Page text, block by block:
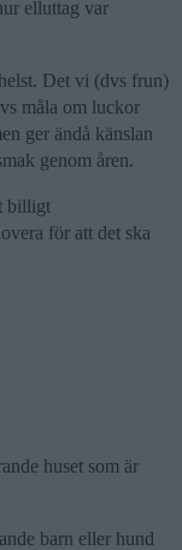
elluttag var
Det vi (dvs frun)
måla om luckor
ger ändå känslan
genom åren.
billigt
för att det ska
huset som är
barn eller hund